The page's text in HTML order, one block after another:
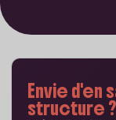
Envie d'en
structure ?